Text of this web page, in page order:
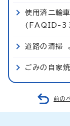
使用済二輪
(FAQID-
道路の清掃
ごみの自家
前の